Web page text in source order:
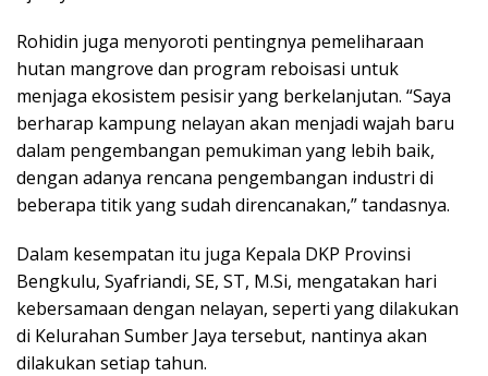
Rohidin juga menyoroti pentingnya pemeliharaan
hutan mangrove dan program reboisasi untuk
menjaga ekosistem pesisir yang berkelanjutan. “Saya
berharap kampung nelayan akan menjadi wajah baru
dalam pengembangan pemukiman yang lebih baik,
dengan adanya rencana pengembangan industri di
beberapa titik yang sudah direncanakan,” tandasnya.
Dalam kesempatan itu juga Kepala DKP Provinsi
Bengkulu, Syafriandi, SE, ST, M.Si, mengatakan hari
kebersamaan dengan nelayan, seperti yang dilakukan
di Kelurahan Sumber Jaya tersebut, nantinya akan
dilakukan setiap tahun.